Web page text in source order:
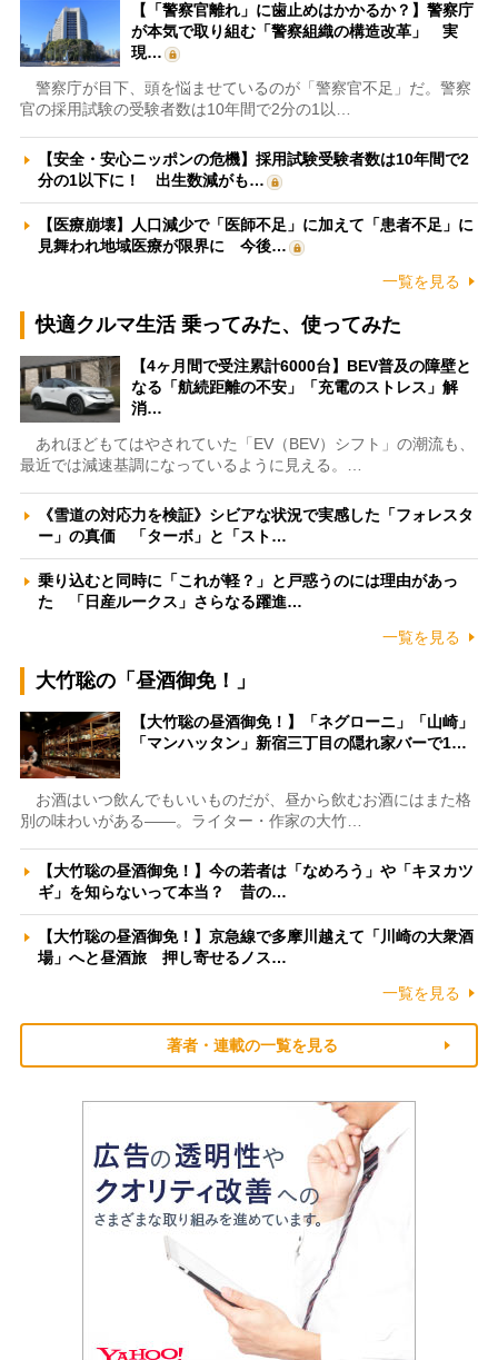
【「警察官離れ」に歯止めはかかるか？】警察庁
が本気で取り組む「警察組織の構造改革」 実
現…
警察庁が目下、頭を悩ませているのが「警察官不足」だ。警察
官の採用試験の受験者数は10年間で2分の1以…
【安全・安心ニッポンの危機】採用試験受験者数は10年間で2
分の1以下に！ 出生数減がも…
【医療崩壊】人口減少で「医師不足」に加えて「患者不足」に
見舞われ地域医療が限界に 今後…
一覧を見る
快適クルマ生活 乗ってみた、使ってみた
【4ヶ月間で受注累計6000台】BEV普及の障壁と
なる「航続距離の不安」「充電のストレス」解
消…
あれほどもてはやされていた「EV（BEV）シフト」の潮流も、
最近では減速基調になっているように見える。…
《雪道の対応力を検証》シビアな状況で実感した「フォレスタ
ー」の真価 「ターボ」と「スト…
乗り込むと同時に「これが軽？」と戸惑うのには理由があっ
た 「日産ルークス」さらなる躍進…
一覧を見る
大竹聡の「昼酒御免！」
【大竹聡の昼酒御免！】「ネグローニ」「山崎」
「マンハッタン」新宿三丁目の隠れ家バーで1…
お酒はいつ飲んでもいいものだが、昼から飲むお酒にはまた格
別の味わいがある――。ライター・作家の大竹…
【大竹聡の昼酒御免！】今の若者は「なめろう」や「キヌカツ
ギ」を知らないって本当？ 昔の…
【大竹聡の昼酒御免！】京急線で多摩川越えて「川崎の大衆酒
場」へと昼酒旅 押し寄せるノス…
一覧を見る
著者・連載の一覧を見る